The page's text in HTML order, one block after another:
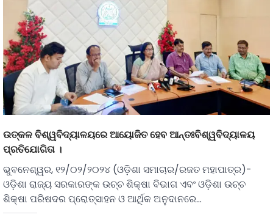
ଉତ୍କଳ ବିଶ୍ୱବିଦ୍ୟାଳୟରେ ଆୟୋଜିତ ହେବ ଆନ୍ତଃବିଶ୍ୱବିଦ୍ୟାଳୟ
ପ୍ରତିଯୋଗିତା ।
ଭୁବନେଶ୍ୱର, ୧୨/୦୨/୨୦୨୪ (ଓଡ଼ିଶା ସମାଚାର/ରଜତ ମହାପାତ୍ର)-
ଓଡ଼ିଶା ରାଜ୍ୟ ସରକାରଙ୍କ ଉଚ୍ଚ ଶିକ୍ଷା ବିଭାଗ ଏବଂ ଓଡ଼ିଶା ଉଚ୍ଚ
ଶିକ୍ଷା ପରିଷଦର ପ୍ରୋତ୍ସାହନ ଓ ଆର୍ଥିକ ଅନୁଦାନରେ…